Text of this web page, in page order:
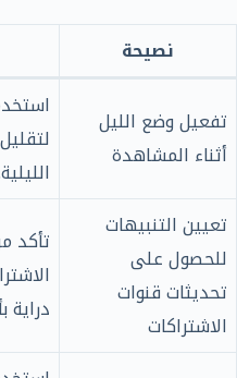
نصيحة
تفعيل وضع الليل
أثناء المشاهدة
تعيين التنبيهات
للحصول على
تحديثات قنوات
الاشتراكات
تأكد
دراية